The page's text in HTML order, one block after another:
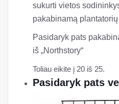
sukurti vietos
pakabinamą
Pasidaryk pats
iš „Northstory“
Toliau eikite į 20 iš 25.
Pasidaryk pats